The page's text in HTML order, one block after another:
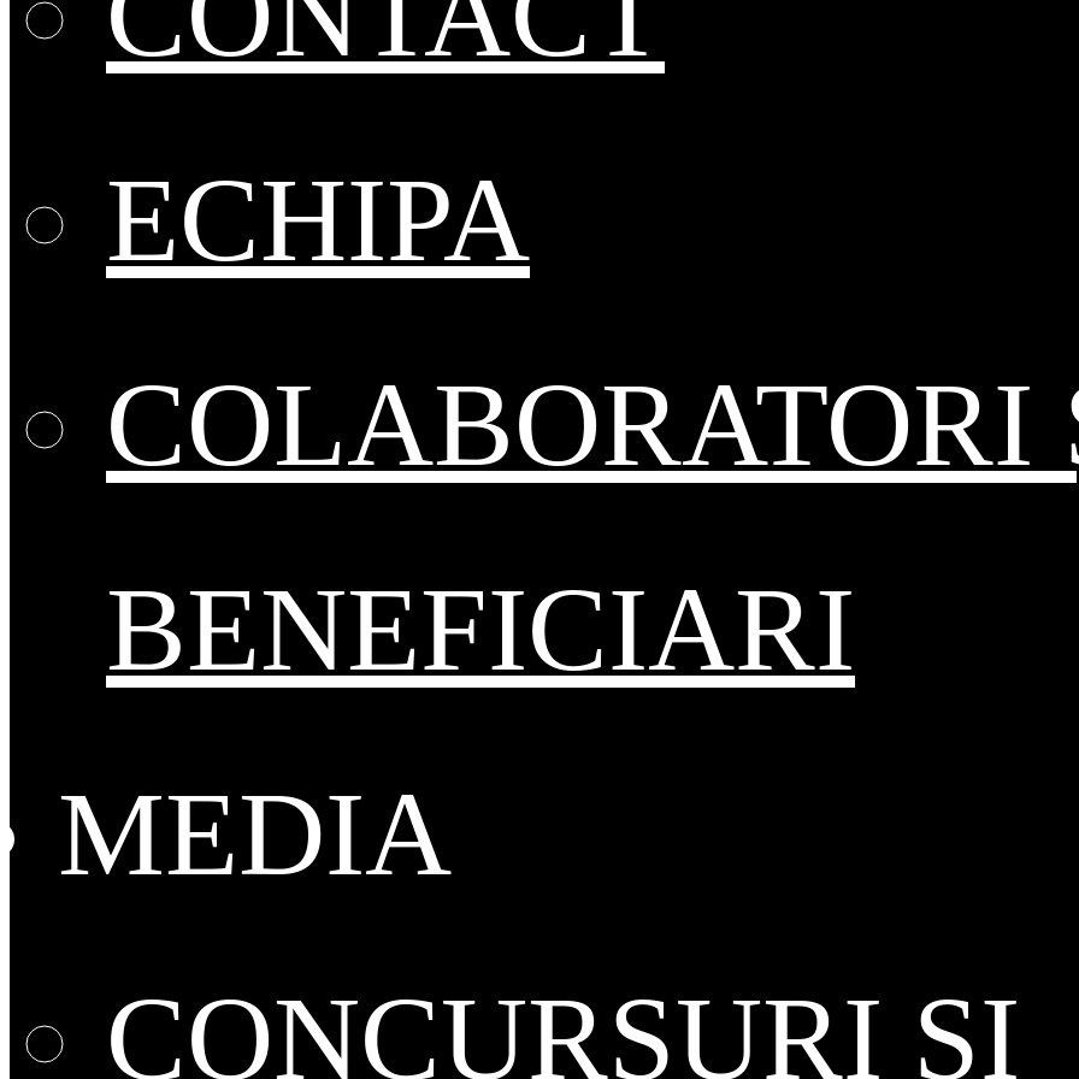
ECHIPA
COLABORATORI
BENEFICIARI
MEDIA
CONCURSURI ȘI